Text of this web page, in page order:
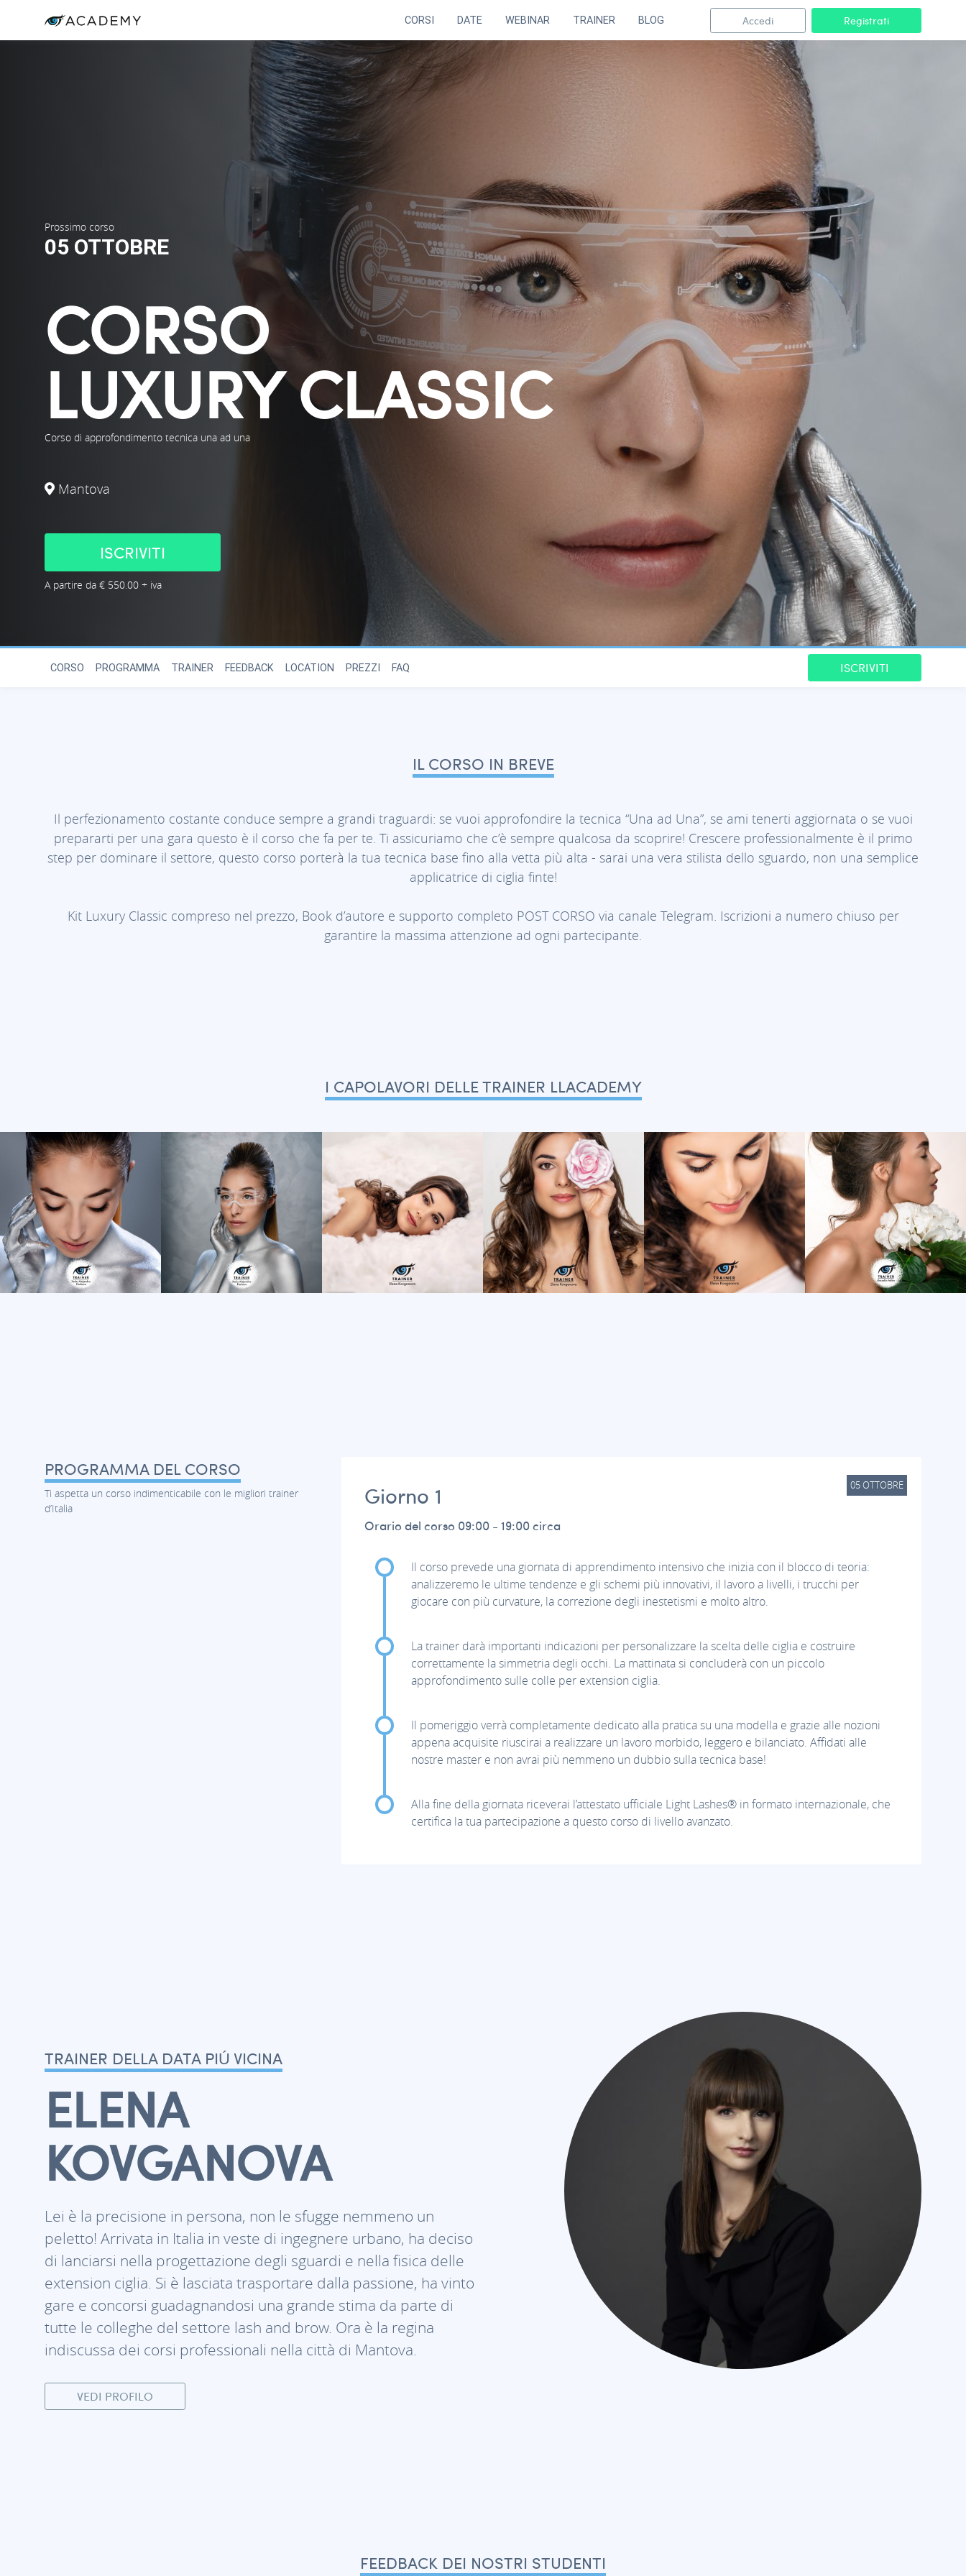
CORSI DATE WEBINAR TRAINER BLOG Accedi Registrati
Prossimo corso
05 OTTOBRE
CORSO
LUXURY CLASSIC
Corso di approfondimento tecnica una ad una
Mantova
ISCRIVITI
A partire da € 550.00 + iva
CORSO PROGRAMMA TRAINER FEEDBACK LOCATION PREZZI FAQ ISCRIVITI
IL CORSO IN BREVE
Il perfezionamento costante conduce sempre a grandi traguardi: se vuoi approfondire la tecnica “Una ad Una”, se ami tenerti aggiornata o se vuoi
prepararti per una gara questo è il corso che fa per te. Ti assicuriamo che c’è sempre qualcosa da scoprire! Crescere professionalmente è il primo
step per dominare il settore, questo corso porterà la tua tecnica base fino alla vetta più alta - sarai una vera stilista dello sguardo, non una semplice
applicatrice di ciglia finte!
Kit Luxury Classic compreso nel prezzo, Book d’autore e supporto completo POST CORSO via canale Telegram. Iscrizioni a numero chiuso per
garantire la massima attenzione ad ogni partecipante.
I CAPOLAVORI DELLE TRAINER LLACADEMY
PROGRAMMA DEL CORSO
Ti aspetta un corso indimenticabile con le migliori trainer
d’Italia
05OTTOBRE
Giorno 1
Orario del corso 09:00 - 19:00 circa
Il corso prevede una giornata di apprendimento intensivo che inizia con il blocco di teoria:
analizzeremo le ultime tendenze e gli schemi più innovativi, il lavoro a livelli, i trucchi per
giocare con più curvature, la correzione degli inestetismi e molto altro.
La trainer darà importanti indicazioni per personalizzare la scelta delle ciglia e costruire
correttamente la simmetria degli occhi. La mattinata si concluderà con un piccolo
approfondimento sulle colle per extension ciglia.
Il pomeriggio verrà completamente dedicato alla pratica su una modella e grazie alle nozioni
appena acquisite riuscirai a realizzare un lavoro morbido, leggero e bilanciato. Affidati alle
nostre master e non avrai più nemmeno un dubbio sulla tecnica base!
Alla fine della giornata riceverai l’attestato ufficiale Light Lashes® in formato internazionale, che
certifica la tua partecipazione a questo corso di livello avanzato.
TRAINER DELLA DATA PIÚ VICINA
ELENA
KOVGANOVA
Lei è la precisione in persona, non le sfugge nemmeno un
peletto! Arrivata in Italia in veste di ingegnere urbano, ha deciso
di lanciarsi nella progettazione degli sguardi e nella fisica delle
extension ciglia. Si è lasciata trasportare dalla passione, ha vinto
gare e concorsi guadagnandosi una grande stima da parte di
tutte le colleghe del settore lash and brow. Ora è la regina
indiscussa dei corsi professionali nella città di Mantova.
VEDI PROFILO
FEEDBACK DEI NOSTRI STUDENTI